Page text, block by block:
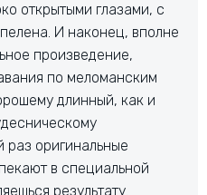
открытыми глазами, с
И наконец, вполне
произведение,
по меломанским
длинный, как и
раз оригинальные
в специальной
результату.